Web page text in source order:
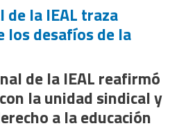
de la IEAL traza
los desafíos de la
de la IEAL reafirmó
la unidad sindical y
a la educación